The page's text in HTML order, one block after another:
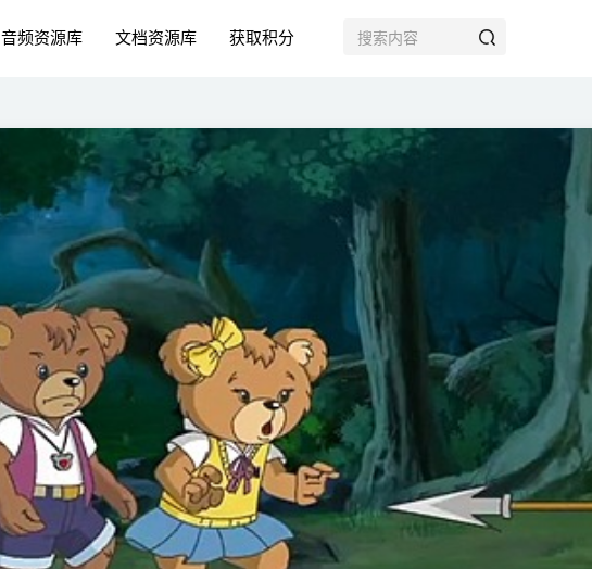
音频资源库 文档资源库 获取积分